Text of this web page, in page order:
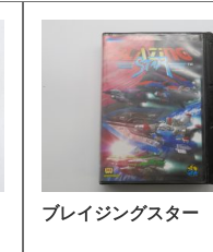
ブレイジングスター